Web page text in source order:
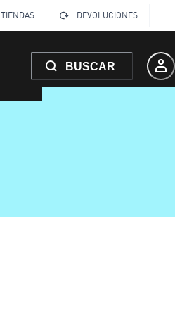
TIENDAS DEVOLUCIONES
BUSCAR